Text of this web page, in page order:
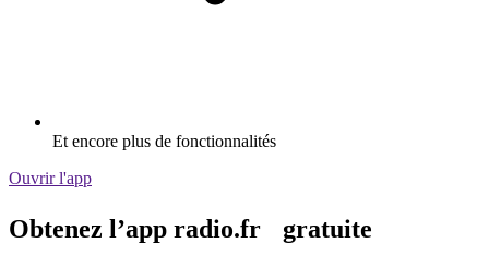
Et encore plus de fonctionnalités
Ouvrir l'app
Obtenez l’app radio.fr gratuite